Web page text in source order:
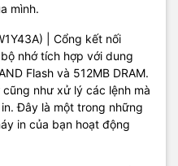
mình.
| Cổng kết nối
nhớ tích hợp với dung
Flash và 512MB DRAM.
như xử lý các lệnh mà
Đây là một trong những
in của bạn hoạt động